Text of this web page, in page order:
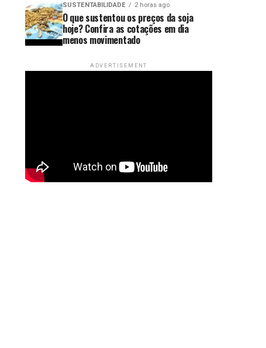
SUSTENTABILIDADE 2 horas ago
O que sustentou os preços da soja
hoje? Confira as cotações em dia
menos movimentado
ADVERTISEMENT